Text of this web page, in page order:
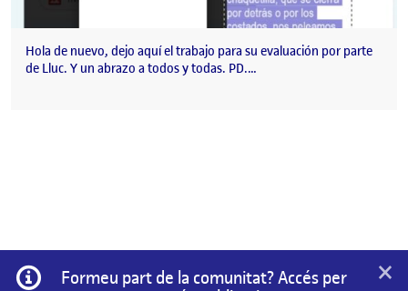
Hola de nuevo, dejo aquí el trabajo para su evaluación por parte
de Lluc. Y un abrazo a todos y todas. PD.…
Informació
Formeu part de la comunitat? Accés per
×